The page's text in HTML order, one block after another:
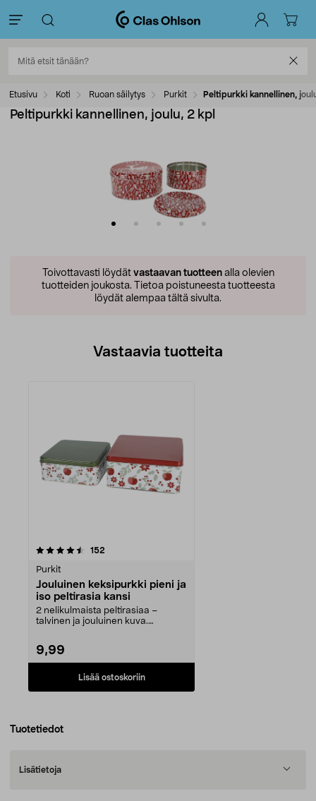
Etusivu Koti Ruoan säilytys Purkit Peltipurkki kannellinen,
Peltipurkki kannellinen, joulu, 2 kpl
Toivottavasti löydät vastaavan tuotteenalla olevien
tuotteiden joukosta. Tietoa poistuneesta tuotteesta
löydät alempaa tältä sivulta.
Vastaavia tuotteita
152
Purkit
Jouluinen keksipurkki pieni ja
iso peltirasia kansi
2 nelikulmaista peltirasiaa –
talvinen ja jouluinen kuva.
9,99
Lisää ostoskoriin
Tuotetiedot
Lisätietoja